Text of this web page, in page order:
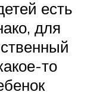
есть
для
то